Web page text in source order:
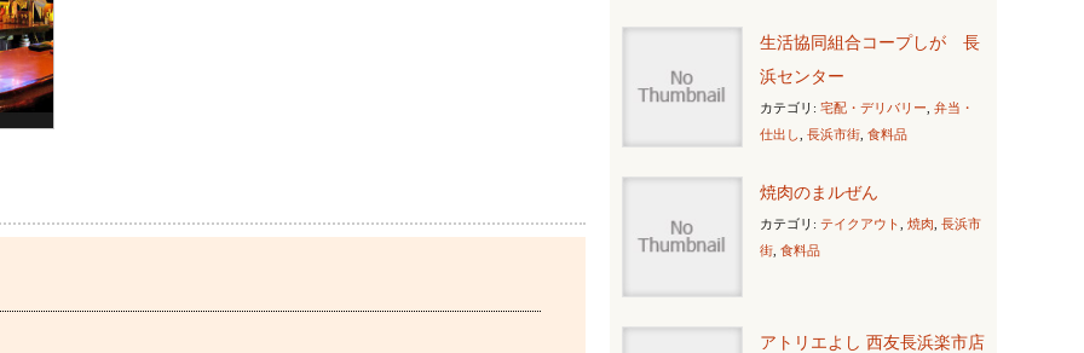
生活協同組合コープしが 長
浜センター
カテゴリ: 宅配・デリバリー 弁当・
仕出し
長浜市街 食料品
焼肉のまルぜん
カテゴリ: テイクアウト 焼肉 長浜市
街 食料品
アトリエよし 西友長浜楽市店